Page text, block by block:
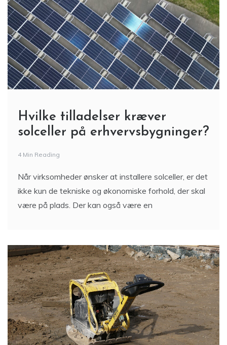
Hvilke tilladelser kræver
solceller på erhvervsbygninger?
4 Min Reading
Når virksomheder ønsker at installere solceller, er det
ikke kun de tekniske og økonomiske forhold, der skal
være på plads. Der kan også være en